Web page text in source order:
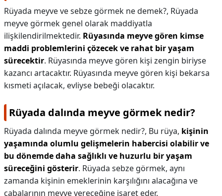
Rüyada meyve ve sebze görmek ne demek?, Rüyada
meyve görmek genel olarak maddiyatla
ilişkilendirilmektedir. Rüyasında meyve gören kimse
maddi problemlerini çözecek ve rahat bir yaşam
sürecektir. Rüyasında meyve gören kişi zengin biriyse
kazancı artacaktır. Rüyasında meyve gören kişi bekarsa
kısmeti açılacak, evliyse bebeği olacaktır.
Rüyada dalında meyve görmek nedir?
Rüyada dalında meyve görmek nedir?, Bu rüya, kişinin
yaşamında olumlu gelişmelerin habercisi olabilir ve
bu dönemde daha sağlıklı ve huzurlu bir yaşam
süreceğini gösterir. Rüyada sebze görmek, aynı
zamanda kişinin emeklerinin karşılığını alacağına ve
çabalarının meyve vereceğine işaret eder.